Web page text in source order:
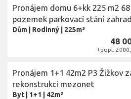
Pronájem domu 6+kk 225 m2
pozemek parkovací stání
Dům Rodinný 225m²
48
+popl.
Pronájem 1+1 42m2 P3 Žižkov
rekonstrukci mezonet
Byt 1+1 42m²